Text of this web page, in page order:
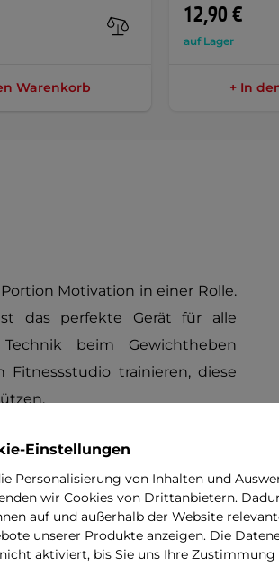
Warenkorb
12,90 €
auf Lager
+ In
Motivation in einer Rolle.
das perfekte Gerät für alle
beim Gewichtheben
trainieren, diese
Gummi
aus. Der
die Kompatibilität mit
dass Sie sich nicht auf eine
Einstellungen
Personalisierung von Inhalten und
wir Cookies von Drittanbietern.
auf und außerhalb der Website
unserer Produkte anzeigen. Die
aktiviert, bis Sie uns Ihre Zustimmung